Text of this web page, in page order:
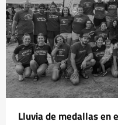
Lluvia de medallas en